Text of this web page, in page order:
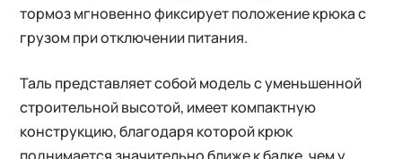
тормоз мгновенно фиксирует положение крюка с
грузом при отключении питания.
Таль представляет собой модель с уменьшенной
строительной высотой, имеет компактную
конструкцию, благодаря которой крюк